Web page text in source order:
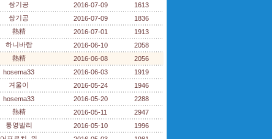
쌍기공 2016-07-09
1613
쌍기공 2016-07-09
1836
熱精 2016-07-01
1913
하니바람 2016-06-10
2058
熱精 2016-06-08
2056
hosema33 2016-06-03
1919
겨울이 2016-05-24
1946
hosema33 2016-05-20
2288
熱精 2016-05-11
2947
통영발리 2016-05-10
1996